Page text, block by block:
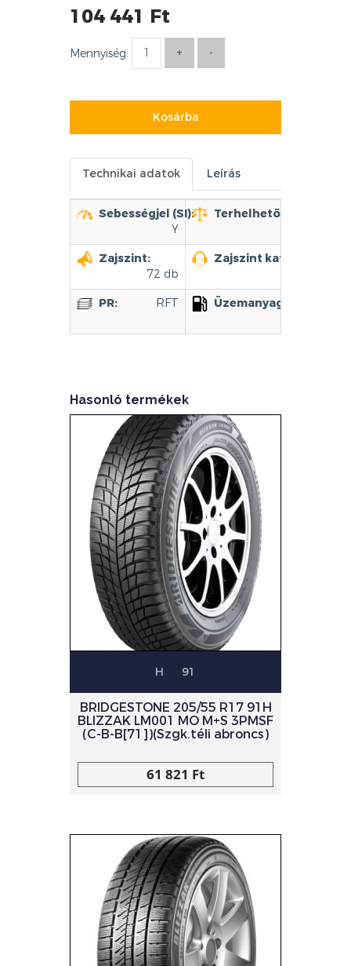
104 441 Ft
Mennyiség:
Kosárba
Technikai adatok Leírás
Sebességjel (SI):
Y
Terhelhetőség (LI):
Zajszint:
72 db
Zajszint kategória:
PR: RFT
Üzemanyag
Hasonló termékek
H 91
BRIDGESTONE 205/55 R17 91H
BLIZZAK LM001 MO M+S 3PMSF
(C-B-B[71])(Szgk.téli abroncs)
61 821 Ft